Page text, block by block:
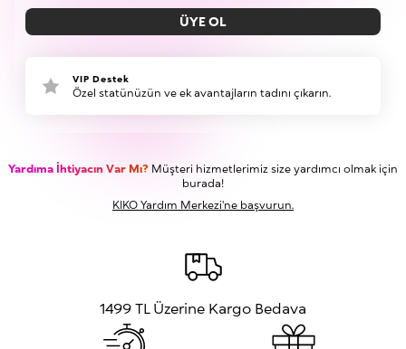
ÜYE OL
VIP Destek
Özel statünüzün ve ek avantajların tadını çıkarın.
Yardıma İhtiyacın Var Mı? Müşteri hizmetlerimiz size yardımcı olmak için
burada!
KIKO Yardım Merkezi'ne başvurun.
1499 TL Üzerine Kargo Bedava